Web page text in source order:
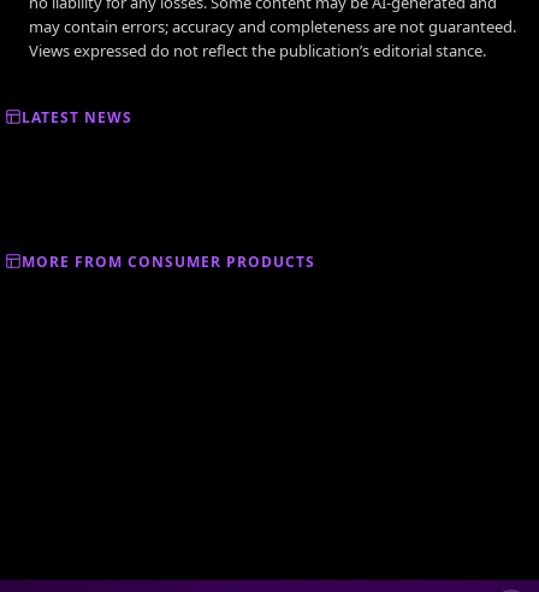
may contain errors; accuracy and completeness are not guaranteed.
Views expressed do not reflect the publication’s editorial stance.
LATEST NEWS
MORE FROM CONSUMER PRODUCTS